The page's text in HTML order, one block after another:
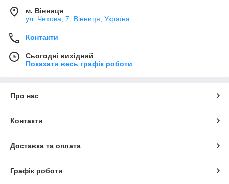
м. Вінниця
ул. Чехова, 7, Вінниця, Україна
Контакти
Сьогодні вихідний
Показати весь графік роботи
Про нас
Контакти
Доставка та оплата
Графік роботи